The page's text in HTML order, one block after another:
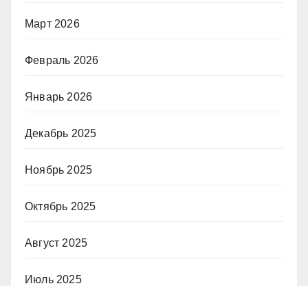
Март 2026
Февраль 2026
Январь 2026
Декабрь 2025
Ноябрь 2025
Октябрь 2025
Август 2025
Июль 2025